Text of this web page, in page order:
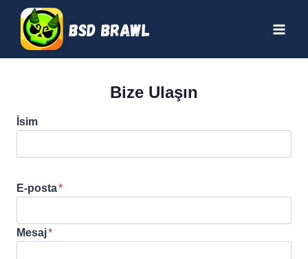
content
Bize Ulaşın
İsim
E-posta*
Mesaj*